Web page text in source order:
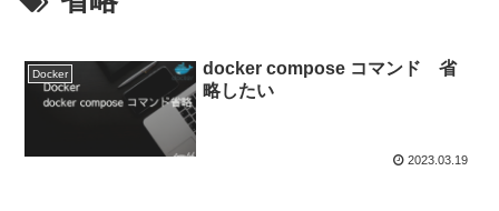
Docker
docker compose コマンド 省
略したい
2023.03.19